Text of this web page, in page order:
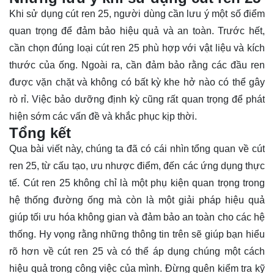
Khi sử dụng cút ren 25, người dùng cần lưu ý một số điểm
quan trọng để đảm bảo hiệu quả và an toàn. Trước hết,
cần chọn đúng loại cút ren 25 phù hợp với vật liệu và kích
thước của ống. Ngoài ra, cần đảm bảo rằng các đầu ren
được vặn chặt và không có bất kỳ khe hở nào có thể gây
rò rỉ. Việc bảo dưỡng định kỳ cũng rất quan trọng để phát
hiện sớm các vấn đề và khắc phục kịp thời.
Tổng kết
Qua bài viết này, chúng ta đã có cái nhìn tổng quan về cút
ren 25, từ cấu tạo, ưu nhược điểm, đến các ứng dụng thực
tế. Cút ren 25 không chỉ là một phụ kiện quan trọng trong
hệ thống đường ống mà còn là một giải pháp hiệu quả
giúp tối ưu hóa không gian và đảm bảo an toàn cho các hệ
thống. Hy vọng rằng những thông tin trên sẽ giúp bạn hiểu
rõ hơn về cút ren 25 và có thể áp dụng chúng một cách
hiệu quả trong công việc của mình. Đừng quên kiểm tra kỹ